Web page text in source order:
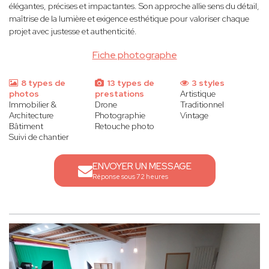
Fiche photographe
élégantes, précises et impactantes. Son approche allie sens du détail,
maîtrise de la lumière et exigence esthétique pour valoriser chaque
projet avec justesse et authenticité.
8 types de
photos
Immobilier &
Architecture
Bâtiment
Suivi de chantier
13 types de
prestations
Drone
Photographie
Retouche photo
3 styles
Artistique
Traditionnel
Vintage
ENVOYER UN MESSAGE
Réponse sous 72 heures